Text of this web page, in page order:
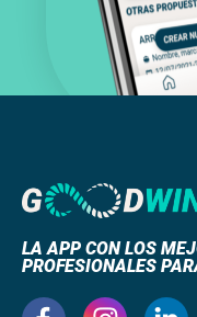
LA APP CON LOS
PROFESIONALES